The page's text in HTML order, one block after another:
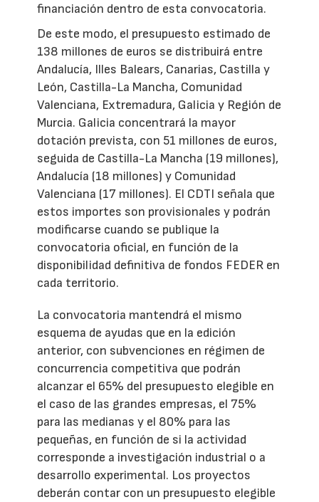
financiación dentro de esta convocatoria.
De este modo, el presupuesto estimado de
138 millones de euros se distribuirá entre
Andalucía, Illes Balears, Canarias, Castilla y
León, Castilla-La Mancha, Comunidad
Valenciana, Extremadura, Galicia y Región de
Murcia. Galicia concentrará la mayor
dotación prevista, con 51 millones de euros,
seguida de Castilla-La Mancha (19 millones),
Andalucía (18 millones) y Comunidad
Valenciana (17 millones). El CDTI señala que
estos importes son provisionales y podrán
modificarse cuando se publique la
convocatoria oficial, en función de la
disponibilidad definitiva de fondos FEDER en
cada territorio.
La convocatoria mantendrá el mismo
esquema de ayudas que en la edición
anterior, con subvenciones en régimen de
concurrencia competitiva que podrán
alcanzar el 65% del presupuesto elegible en
el caso de las grandes empresas, el 75%
para las medianas y el 80% para las
pequeñas, en función de si la actividad
corresponde a investigación industrial o a
desarrollo experimental. Los proyectos
deberán contar con un presupuesto elegible